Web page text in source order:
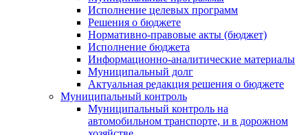
Исполнение целевых программ
Решения о бюджете
Нормативно-правовые акты (бюджет)
Исполнение бюджета
Информационно-аналитические материалы
Муниципальный долг
Актуальная редакция решения о бюджете
Муниципальный контроль
Муниципальный контроль на
автомобильном транспорте, и в дорожном